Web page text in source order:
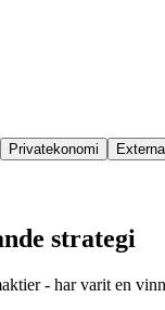
Privatekonomi
strategi
- har varit en